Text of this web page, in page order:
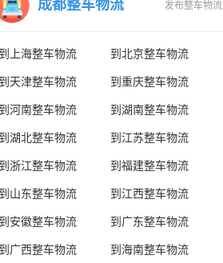
成都整车物流 发布整车物流
到上海整车物流 到北京整车物流
到天津整车物流 到重庆整车物流
到河南整车物流 到湖南整车物流
到湖北整车物流 到江苏整车物流
到浙江整车物流 到福建整车物流
到山东整车物流 到江西整车物流
到安徽整车物流 到广东整车物流
到广西整车物流 到海南整车物流